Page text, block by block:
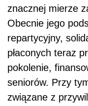
znacznej mierze
Obecnie jego
repartycyjny,
płaconych teraz
pokolenie,
seniorów. Przy
związane z